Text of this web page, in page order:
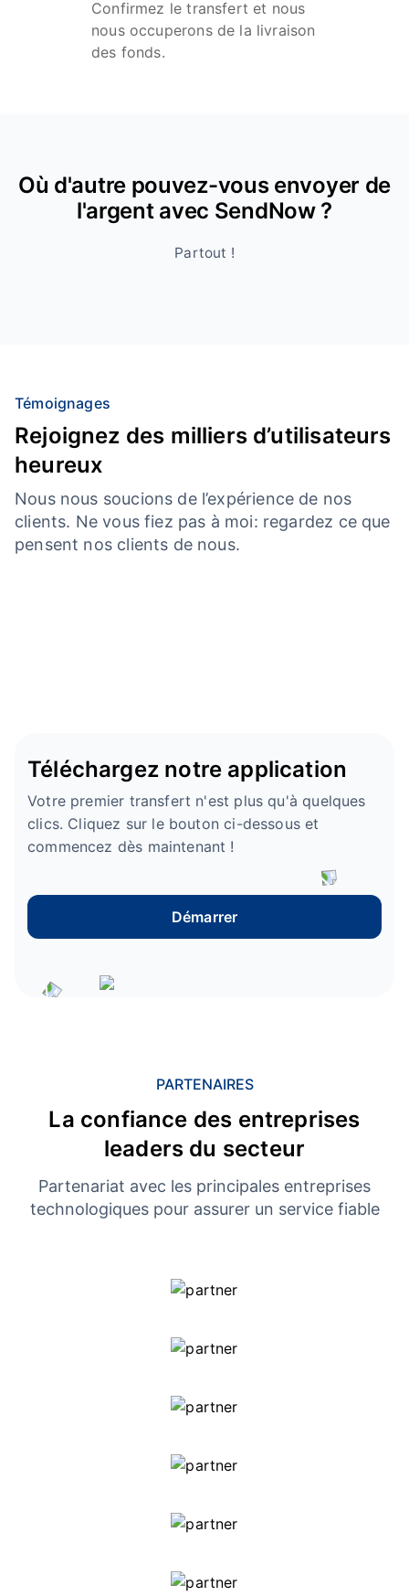
Confirmez le transfert et nous
nous occuperons de la livraison
des fonds.
Où d'autre pouvez-vous envoyer de
l'argent avec SendNow ?
Partout !
Témoignages
Rejoignez des milliers d’utilisateurs
heureux
Nous nous soucions de l’expérience de nos
clients. Ne vous fiez pas à moi: regardez ce que
pensent nos clients de nous.
Téléchargez notre application
Votre premier transfert n'est plus qu'à quelques
clics. Cliquez sur le bouton ci-dessous et
commencez dès maintenant !
Démarrer
PARTENAIRES
La confiance des entreprises
leaders du secteur
Partenariat avec les principales entreprises
technologiques pour assurer un service fiable